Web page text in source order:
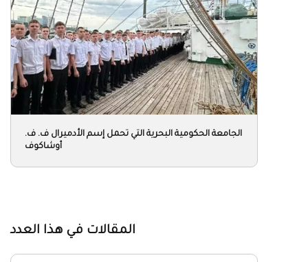
الجامعة الحكومية البحرية التي تحمل إسم الأدميرال ف. ف.
أوشاكوف
المقالات في هذا العدد